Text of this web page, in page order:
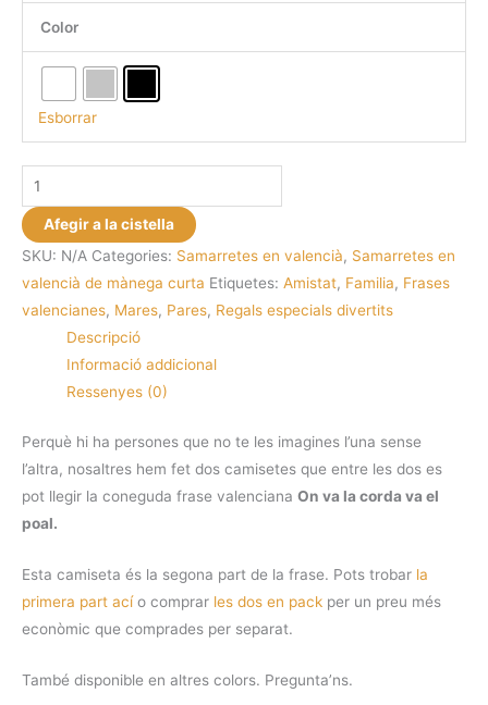
Color
Esborrar
quantitat
de
Samarreta
de
mànega
curta
Afegir a la cistella
SKU: N/A Categories: Samarretes en valencià, Samarretes en
valencià de mànega curta Etiquetes: Amistat, Familia, Frases
valencianes, Mares, Pares, Regals especials divertits
Descripció
Informació addicional
Ressenyes (0)
Perquè hi ha persones que no te les imagines l’una sense
l’altra, nosaltres hem fet dos camisetes que entre les dos es
pot llegir la coneguda frase valenciana On va la corda va el
poal.
Esta camiseta és la segona part de la frase. Pots trobar la
primera part acío comprar les dos en pack per un preu més
econòmic que comprades per separat.
També disponible en altres colors. Pregunta’ns.